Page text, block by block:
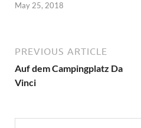
May 25, 2018
PREVIOUS ARTICLE
Auf dem Campingplatz Da
Vinci